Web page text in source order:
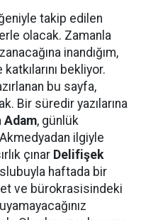
takip edilen
olacak. Zamanla
inandığım,
bekliyor.
bu sayfa,
Bir süredir yazılarına
Adam, günlük
ilgiyle
çınar Delifişek
haftada bir
ve bürokrasisindeki